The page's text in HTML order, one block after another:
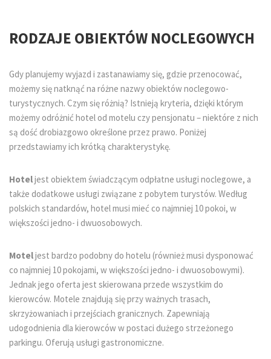
RODZAJE OBIEKTÓW NOCLEGOWYCH
Gdy planujemy wyjazd i zastanawiamy się, gdzie przenocować,
możemy się natknąć na różne nazwy obiektów noclegowo-
turystycznych. Czym się różnią? Istnieją kryteria, dzięki którym
możemy odróżnić hotel od motelu czy pensjonatu – niektóre z nich
są dość drobiazgowo określone przez prawo. Poniżej
przedstawiamy ich krótką charakterystykę.
Hoteljest obiektem świadczącym odpłatne usługi noclegowe, a
także dodatkowe usługi związane z pobytem turystów. Według
polskich standardów, hotel musi mieć co najmniej 10 pokoi, w
większości jedno- i dwuosobowych.
Moteljest bardzo podobny do hotelu (również musi dysponować
co najmniej 10 pokojami, w większości jedno- i dwuosobowymi).
Jednak jego oferta jest skierowana przede wszystkim do
kierowców. Motele znajdują się przy ważnych trasach,
skrzyżowaniach i przejściach granicznych. Zapewniają
udogodnienia dla kierowców w postaci dużego strzeżonego
parkingu. Oferują usługi gastronomiczne.